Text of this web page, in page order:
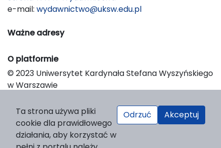
e-mail: wydawnictwo@uksw.edu.pl
Ważne adresy
O platformie
© 2023 Uniwersytet Kardynała Stefana Wyszyńskiego
w Warszawie
Platform & Workflow by OJS/PKP
Ta strona używa pliki
cookie dla prawidłowego
działania, aby korzystać w
Odrzuć Akceptuj